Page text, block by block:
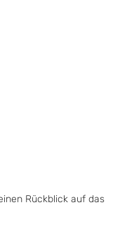
Rückblick auf das